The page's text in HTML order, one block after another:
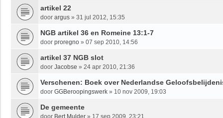
artikel 22
door argus » 31 jul 2012, 15:35
NGB artikel 36 en Romeine 13:1-7
door proregno » 07 sep 2010, 14:56
artikel 37 NGB slot
door Jacobse » 24 apr 2010, 21:36
Verschenen: Boek over Nederlandse
door GGBeroopingswerk » 10 nov 2009, 19:03
De gemeente
door Bert Mulder » 17 sep 2009, 23:21